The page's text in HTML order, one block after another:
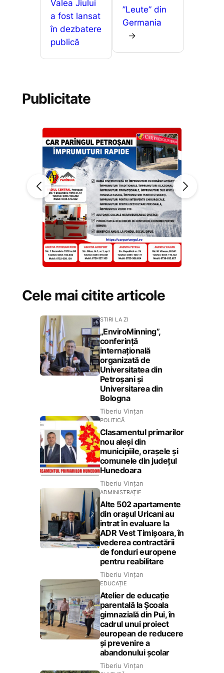
Valea Jiului
a fost lansat
în dezbatere
publică
”Leute” din
Germania
→
Publicitate
Cele mai citite articole
STIRI LA ZI
„EnviroMinning”,
conferință
internațională
organizată de
Universitatea din
Petroșani și
Universitarea din
Bologna
Tiberiu Vințan
POLITICĂ
Clasamentul primarilor
nou aleși din
municipiile, orașele și
comunele din județul
Hunedoara
Tiberiu Vințan
ADMINISTRAȚIE
Alte 502 apartamente
din orașul Uricani au
intrat în evaluare la
ADR Vest Timișoara, în
vederea contractării
de fonduri europene
pentru reabilitare
Tiberiu Vințan
EDUCAȚIE
Atelier de educație
parentală la Școala
gimnazială din Pui, în
cadrul unui proiect
european de reducere
și prevenire a
abandonului școlar
Tiberiu Vințan